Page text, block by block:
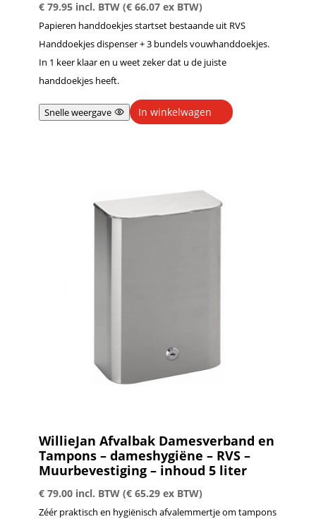
€79.95 incl. BTW (€66.07ex BTW)
Papieren handdoekjes startset bestaande uit RVS
Handdoekjes dispenser + 3 bundels vouwhanddoekjes.
In 1 keer klaar en u weet zeker dat u de juiste
handdoekjes heeft.
Snelle weergave In winkelwagen
WillieJan Afvalbak Damesverband en
Tampons – dameshygiëne – RVS –
Muurbevestiging – inhoud 5 liter
€79.00 incl. BTW (€65.29ex BTW)
Zéér praktisch en hygiënisch afvalemmertje om tampons